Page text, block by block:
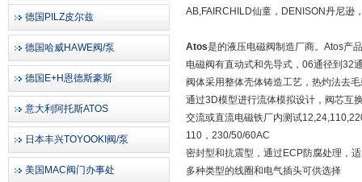
德国PILZ皮尔兹
德国哈威HAWE阀/泵
德国E+H恩德斯豪斯
意大利阿托斯ATOS
日本丰兴TOYOOKI阀/泵
美国MAC阀门办事处
AB,FAIRCHILD仙童，DENISON丹尼逊
Atos是的液压电磁阀制造厂商。Atos产
电磁阀有直动式和先导式，06通径到32
阀体采用整体壳体铸造工艺，热灼法去
通过3D模型进行流体模拟设计，阀芯互
交流或直流电磁铁厂内测试
110，230/50/60AC
密封型和抗震型，通过ECP防腐处理，
多种类型的线圈和电气插头可供选择